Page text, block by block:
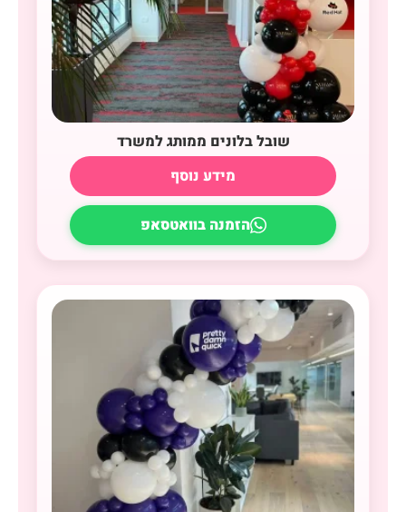
שובל בלונים ממותג למשרד
מידע נוסף
הזמנה בוואטסאפ